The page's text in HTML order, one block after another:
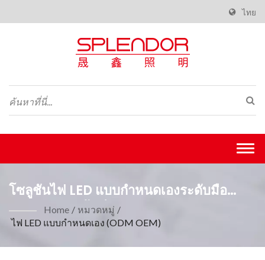
ไทย
โซลูชันไฟ LED แบบกำหนดเองระดับมือ
อาชีพสำหรับพื้นที่เชิงพาณิชย์
(OEM/ODM)
Home / หมวดหมู่ /
ไฟ LED แบบกำหนดเอง (ODM OEM)